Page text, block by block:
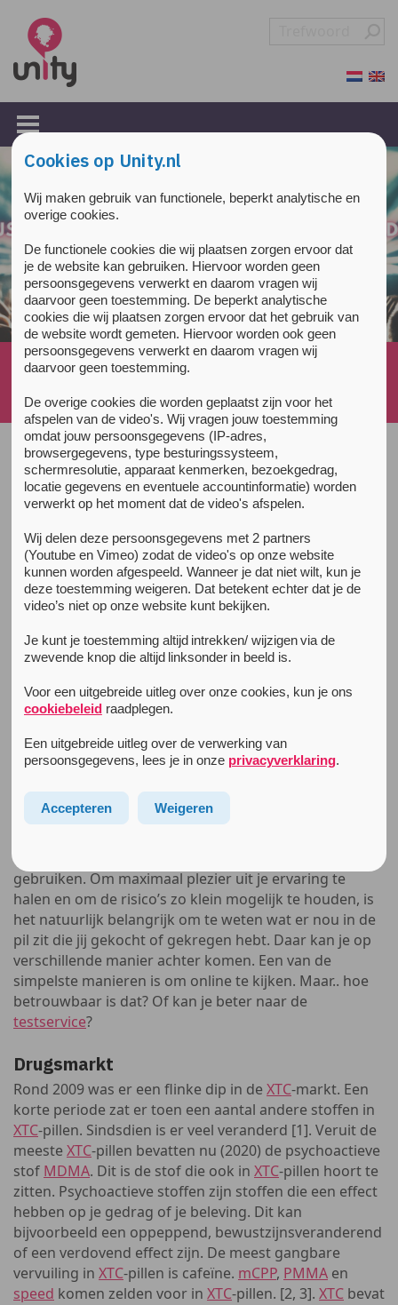
Home »
inhoud...
Hoe betrouwbaar is het online
opzoeken van de inhoud van je XTC-
pillen?
Geen zin om te lezen? Dit artikel is ook alspodcastte
beluisteren.
Unity Podcast 006 Online Pillen Opzoeken
Dus! Je hebt binnenkort een feestje en je wilt
gebruiken. Om maximaal plezier uit je ervaring te
halen en om de risico’s zo klein mogelijk te houden, is
het natuurlijk belangrijk om te weten wat er nou in de
pil zit die jij gekocht of gekregen hebt. Daar kan je op
verschillende manier achter komen. Een van de
simpelste manieren is om online te kijken. Maar.. hoe
betrouwbaar is dat? Of kan je beter naar de
testservice?
Drugsmarkt
Rond 2009 was er een flinke dip in de XTC-markt. Een
korte periode zat er toen een aantal andere stoffen in
XTC-pillen. Sindsdien is er veel veranderd [1]. Veruit de
meeste XTC-pillen bevatten nu (2020) de psychoactieve
stof MDMA. Dit is de stof die ook in XTC-pillen hoort te
zitten. Psychoactieve stoffen zijn stoffen die een effect
hebben op je gedrag of je beleving. Dit kan
bijvoorbeeld een oppeppend, bewustzijnsveranderend
of een verdovend effect zijn. De meest gangbare
vervuiling in XTC-pillen is cafeïne. mCPP, PMMA en
speed komen zelden voor in XTC-pillen. [2, 3]. XTC bevat
Cookies op Unity.nl
Wij maken gebruik van functionele, beperkt analytische en
overige cookies.
De functionele cookies die wij plaatsen zorgen ervoor dat
je de website kan gebruiken. Hiervoor worden geen
persoonsgegevens verwerkt en daarom vragen wij
daarvoor geen toestemming. De beperkt analytische
cookies die wij plaatsen zorgen ervoor dat het gebruik van
de website wordt gemeten. Hiervoor worden ook geen
persoonsgegevens verwerkt en daarom vragen wij
daarvoor geen toestemming.
De overige cookies die worden geplaatst zijn voor het
afspelen van de video's. Wij vragen jouw toestemming
omdat jouw persoonsgegevens (IP-adres,
browsergegevens, type besturingssysteem,
schermresolutie, apparaat kenmerken, bezoekgedrag,
locatie gegevens en eventuele accountinformatie) worden
verwerkt op het moment dat de video's afspelen.
Wij delen deze persoonsgegevens met 2 partners
(Youtube en Vimeo) zodat de video's op onze website
kunnen worden afgespeeld. Wanneer je dat niet wilt, kun je
deze toestemming weigeren. Dat betekent echter dat je de
video’s niet op onze website kunt bekijken.
Je kunt je toestemming altijd intrekken/ wijzigen via de
zwevende knop die altijd linksonder in beeld is.
Voor een uitgebreide uitleg over onze cookies, kun je ons
cookiebeleidraadplegen.
Een uitgebreide uitleg over de verwerking van
persoonsgegevens, lees je in onze privacyverklaring.
Accepteren Weigeren